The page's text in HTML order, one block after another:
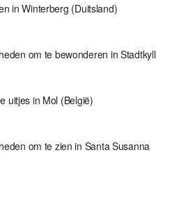
in Winterberg (Duitsland)
om te bewonderen in Stadtkyll
uitjes in Mol (België)
om te zien in Santa Susanna